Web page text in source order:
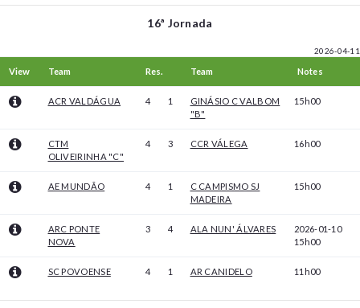
16ª Jornada
2026-04-11
View Team Res. Team Notes
ACR VALDÁGUA 4 1
GINÁSIO C VALBOM
"B"
15h00
CTM
OLIVEIRINHA "C"
4 3 CCR VÁLEGA 16h00
AE MUNDÃO 4 1
C CAMPISMO SJ
MADEIRA
15h00
ARC PONTE
NOVA
3 4 ALA NUN' ÁLVARES
2026-01-10
15h00
SC POVOENSE 4 1 AR CANIDELO 11h00